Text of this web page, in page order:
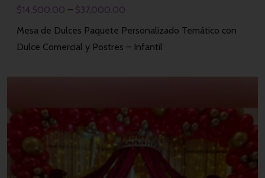
$14,500.00 – $37,000.00
Mesa de Dulces Paquete Personalizado Temático con
Dulce Comercial y Postres – Infantil